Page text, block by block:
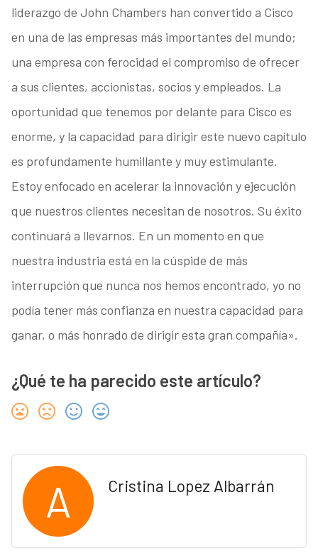
liderazgo de John Chambers han convertido a Cisco
en una de las empresas más importantes del mundo;
una empresa con ferocidad el compromiso de ofrecer
a sus clientes, accionistas, socios y empleados. La
oportunidad que tenemos por delante para Cisco es
enorme, y la capacidad para dirigir este nuevo capítulo
es profundamente humillante y muy estimulante.
Estoy enfocado en acelerar la innovación y ejecución
que nuestros clientes necesitan de nosotros. Su éxito
continuará a llevarnos. En un momento en que
nuestra industria está en la cúspide de más
interrupción que nunca nos hemos encontrado, yo no
podía tener más confianza en nuestra capacidad para
ganar, o más honrado de dirigir esta gran compañía».
¿Qué te ha parecido este artículo?
A Cristina Lopez Albarrán